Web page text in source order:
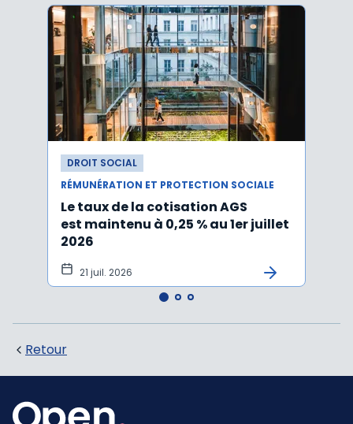
DROIT SOCIAL
RÉMUNÉRATION ET PROTECTION SOCIALE
Le taux de la cotisation AGS
est maintenu à 0,25 % au 1er juillet
2026
21 juil. 2026
Retour